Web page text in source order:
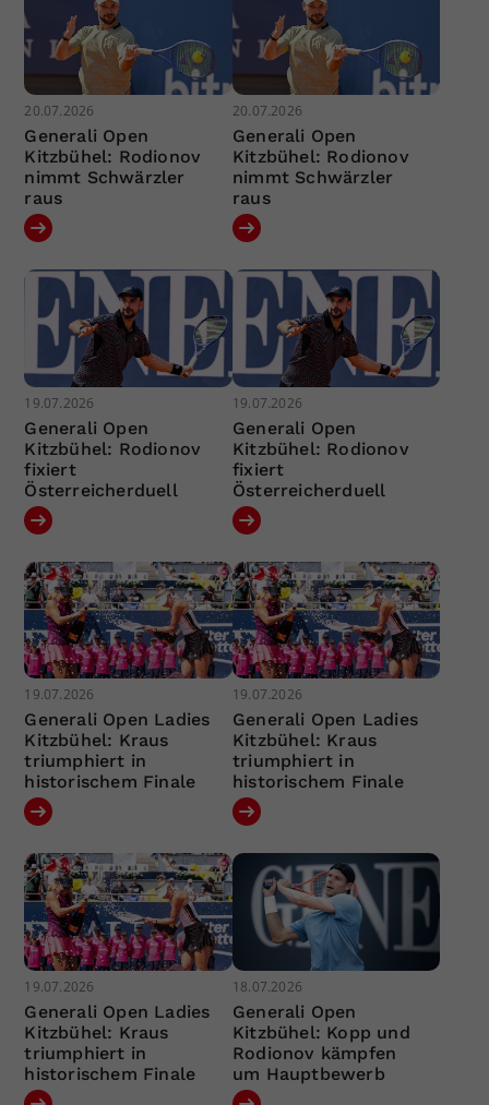
20.07.2026
Generali Open
Kitzbühel: Rodionov
nimmt Schwärzler
raus
20.07.2026
Generali Open
Kitzbühel: Rodionov
nimmt Schwärzler
raus
19.07.2026
Generali Open
Kitzbühel: Rodionov
fixiert
Österreicherduell
19.07.2026
Generali Open
Kitzbühel: Rodionov
fixiert
Österreicherduell
19.07.2026
Generali Open Ladies
Kitzbühel: Kraus
triumphiert in
historischem Finale
19.07.2026
Generali Open Ladies
Kitzbühel: Kraus
triumphiert in
historischem Finale
19.07.2026
Generali Open Ladies
Kitzbühel: Kraus
triumphiert in
historischem Finale
18.07.2026
Generali Open
Kitzbühel: Kopp und
Rodionov kämpfen
um Hauptbewerb